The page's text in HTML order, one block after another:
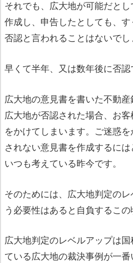
それでも、広大地が可能だと
作成し、申告したとしても、
否認と言われることはないでし
早くて半年、又は数年後に否認
広大地の意見書を書いた不動
広大地が否認された場合、お
をかけてしまいます。ご迷惑
されない意見書を作成するには
いつも考えている昨今です。
そのためには、広大地判定の
う必要性はあると自負するこの
広大地判定のレベルアップは
ている広大地の裁決事例が一